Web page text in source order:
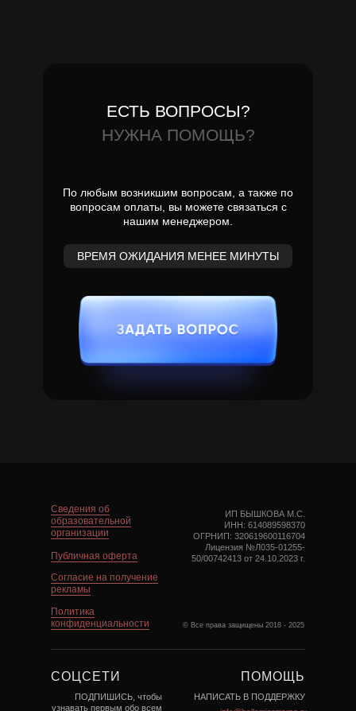
По любым возникшим вопросам, а также по
вопросам оплаты, вы можете связаться с
нашим менеджером.
ЕСТЬ ВОПРОСЫ?
НУЖНА ПОМОЩЬ?
ВРЕМЯ ОЖИДАНИЯ МЕНЕЕ МИНУТЫ
ИП БЫШКОВА М.С.
ИНН: 614089598370
ОГРНИП: 320619600116704
Лицензия №Л035-01255-
50/00742413 от 24.10.2023 г.
© Все права защищены 2018 - 2025
Политика
конфиденциальности
ПОМОЩЬ
Публичная оферта
СОЦСЕТИ
Сведения об
образовательной
организации
НАПИСАТЬ В ПОДДЕРЖКУ
ПОДПИШИСЬ чтобы
узнавать первым обо всем
Cогласие на получение
рекламы